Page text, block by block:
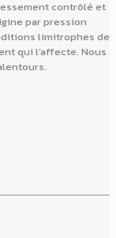
contrôlé et
par pression
limitrophes de
qui l’affecte. Nous